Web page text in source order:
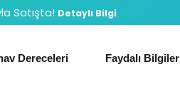
Satışta! Detaylı Bilgi
Dereceleri Faydalı Bilgiler